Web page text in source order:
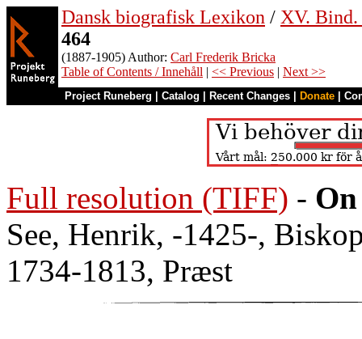
Dansk biografisk Lexikon / XV. Bind.
464
(1887-1905) Author: Carl Frederik Bricka
Table of Contents / Innehåll | << Previous | Next >>
Project Runeberg Catalog Recent Changes Donate
Full resolution (TIFF) -
See, Henrik, -1425-,
1734-1813, Præst